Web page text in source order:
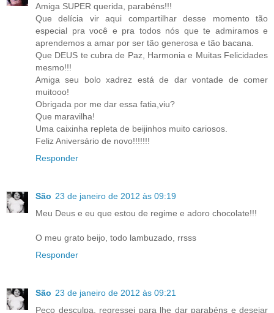
Amiga SUPER querida, parabéns!!!
Que delícia vir aqui compartilhar desse momento tão
especial pra você e pra todos nós que te admiramos e
aprendemos a amar por ser tão generosa e tão bacana.
Que DEUS te cubra de Paz, Harmonia e Muitas Felicidades
mesmo!!!
Amiga seu bolo xadrez está de dar vontade de comer
muitooo!
Obrigada por me dar essa fatia,viu?
Que maravilha!
Uma caixinha repleta de beijinhos muito cariosos.
Feliz Aniversário de novo!!!!!!!
Responder
São 23 de janeiro de 2012 às 09:19
Meu Deus e eu que estou de regime e adoro chocolate!!!
O meu grato beijo, todo lambuzado, rrsss
Responder
São 23 de janeiro de 2012 às 09:21
Peço desculpa, regressei para lhe dar parabéns e desejar